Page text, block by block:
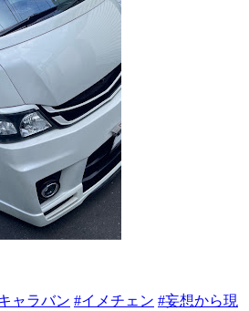
ャラバン #イメチェン #妄想から現